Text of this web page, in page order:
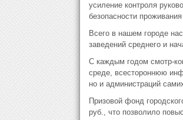
усиление контроля
безопасности
Всего в нашем городе
заведений среднего и
С каждым годом смотр-
среде, всестороннюю
но и администраций
Призовой фонд
руб., что позволило